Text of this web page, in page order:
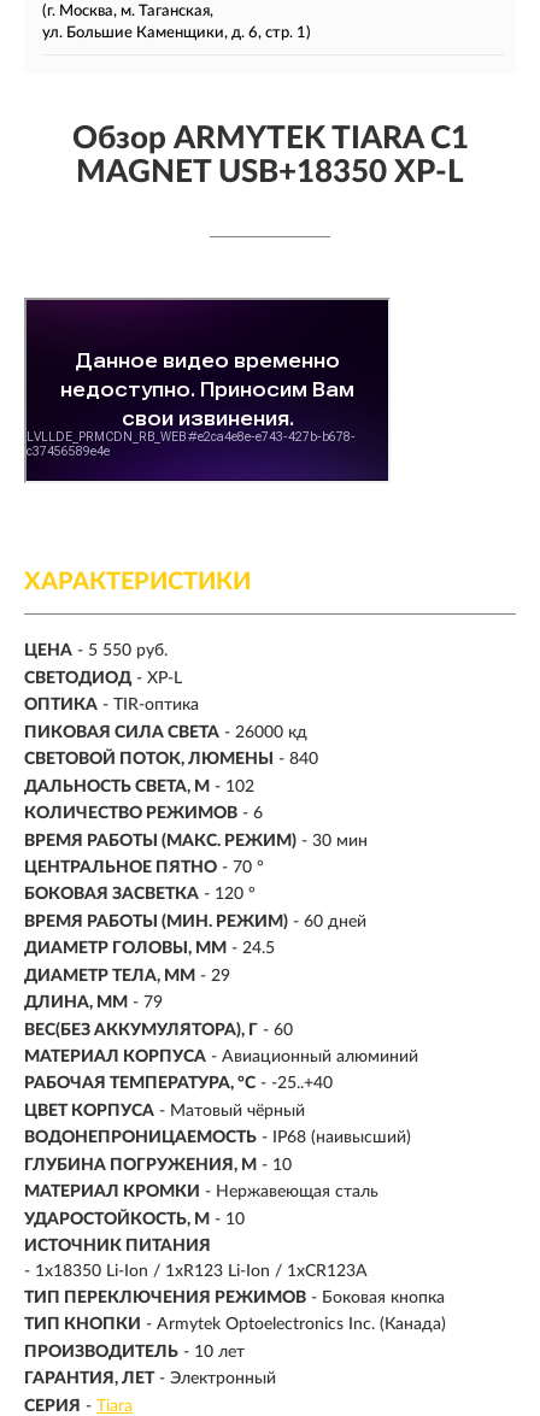
(г. Москва, м. Таганская,
ул. Большие Каменщики, д. 6, стр. 1)
Обзор ARMYTEK TIARA C1
MAGNET USB+18350 XP-L
ХАРАКТЕРИСТИКИ
ЦЕНА - 5 550 руб.
СВЕТОДИОД - XP-L
ОПТИКА - TIR-оптика
ПИКОВАЯ СИЛА СВЕТА - 26000 кд
СВЕТОВОЙ ПОТОК, ЛЮМЕНЫ
- 840
ДАЛЬНОСТЬ СВЕТА, М - 102
КОЛИЧЕСТВО РЕЖИМОВ - 6
ВРЕМЯ РАБОТЫ (МАКС. РЕЖИМ) - 30 мин
ЦЕНТРАЛЬНОЕ ПЯТНО - 70 °
БОКОВАЯ ЗАСВЕТКА - 120 °
ВРЕМЯ РАБОТЫ (МИН. РЕЖИМ) - 60 дней
ДИАМЕТР ГОЛОВЫ, ММ - 24.5
ДИАМЕТР ТЕЛА, ММ - 29
ДЛИНА, ММ - 79
ВЕС(БЕЗ АККУМУЛЯТОРА), Г - 60
МАТЕРИАЛ КОРПУСА - Авиационный алюминий
РАБОЧАЯ ТЕМПЕРАТУРА, °C - -25..+40
ЦВЕТ КОРПУСА - Матовый чёрный
ВОДОНЕПРОНИЦАЕМОСТЬ - IP68 (наивысший)
ГЛУБИНА ПОГРУЖЕНИЯ, М - 10
МАТЕРИАЛ КРОМКИ - Нержавеющая сталь
УДАРОСТОЙКОСТЬ, М - 10
ИСТОЧНИК ПИТАНИЯ
- 1x18350 Li-Ion / 1xR123 Li-Ion / 1xCR123A
ТИП ПЕРЕКЛЮЧЕНИЯ РЕЖИМОВ - Боковая кнопка
ТИП КНОПКИ - Armytek Optoelectronics Inc. (Канада)
ПРОИЗВОДИТЕЛЬ - 10 лет
ГАРАНТИЯ, ЛЕТ - Электронный
СЕРИЯ - Tiara